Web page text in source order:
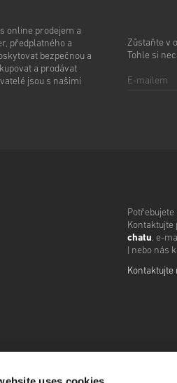
online prodejem a
předplatného a
bezpečnou a
a prodávat
jsou s našimi
Zůstaňte v
Tohle si
Potřebujete
chatu, e-
| nebo nás
Kontaktujte